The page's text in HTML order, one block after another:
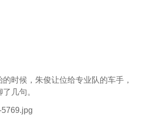
的时候，朱俊让位给专业队的车手，
几句。